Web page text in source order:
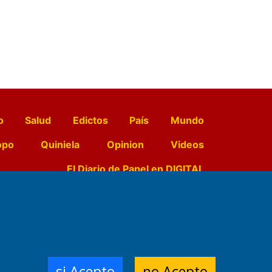
Salud Edictos País
Mundo
Quiniela Opinion
Videos
El Diario de Papel en DIGITAL